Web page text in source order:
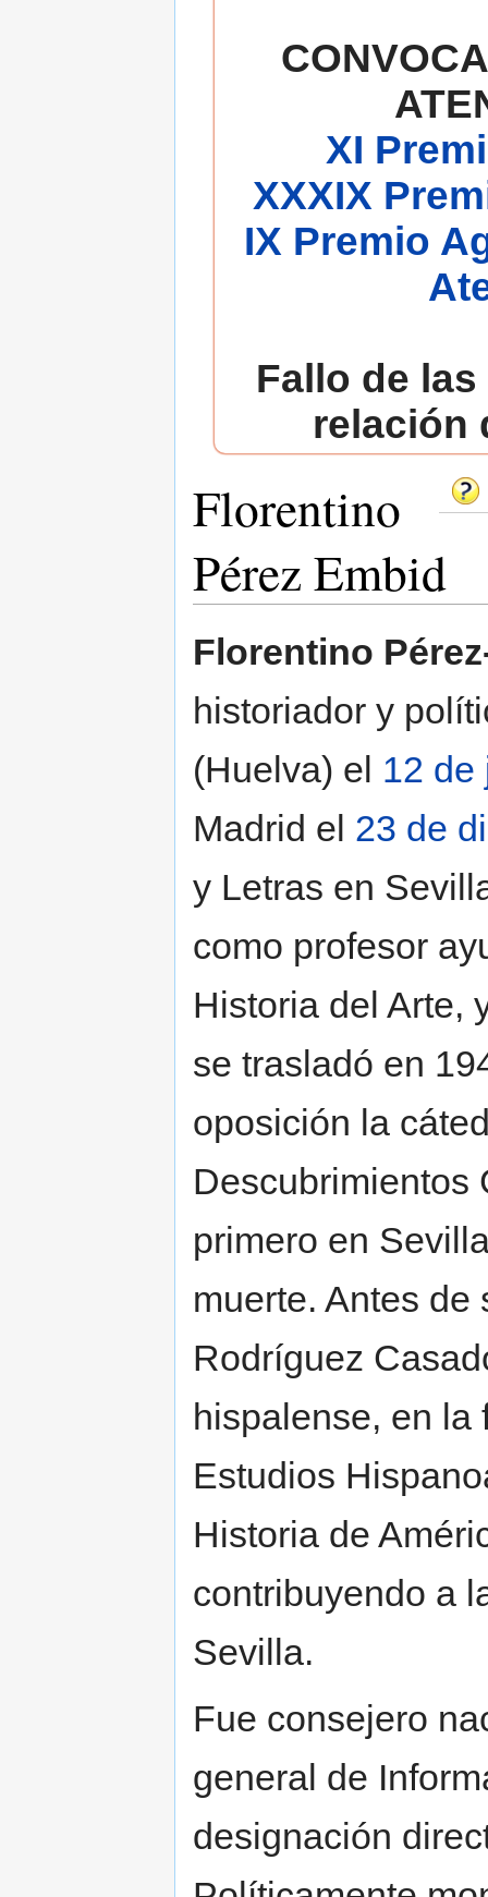
XI
XXXIX
IX Premio
Fallo de
relación
Florentino
Pérez Embid
Florentino
historiador y
(Huelva) el 12 de
Madrid el 23 de
y Letras en
como profesor
Historia del Arte,
se trasladó en
oposición la
Descubrimientos
primero en
muerte. Antes
Rodríguez
hispalense, en
Estudios
Historia de
contribuyendo a
Sevilla.
Fue consejero
general de
designación